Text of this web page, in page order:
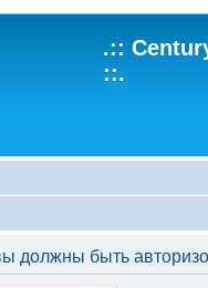
.::
::.
должны быть